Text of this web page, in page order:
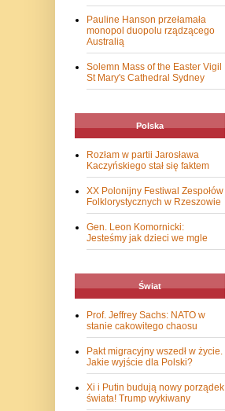
Pauline Hanson przełamała
monopol duopolu rządzącego
Australią
Solemn Mass of the Easter Vigil
St Mary's Cathedral Sydney
Polska
Rozłam w partii Jarosława
Kaczyńskiego stał się faktem
XX Polonijny Festiwal Zespołów
Folklorystycznych w Rzeszowie
Gen. Leon Komornicki:
Jesteśmy jak dzieci we mgle
Świat
Prof. Jeffrey Sachs: NATO w
stanie cakowitego chaosu
Pakt migracyjny wszedł w życie.
Jakie wyjście dla Polski?
Xi i Putin budują nowy porządek
świata! Trump wykiwany